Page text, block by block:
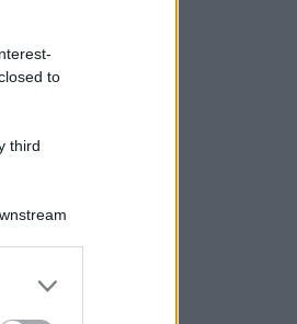
to
third